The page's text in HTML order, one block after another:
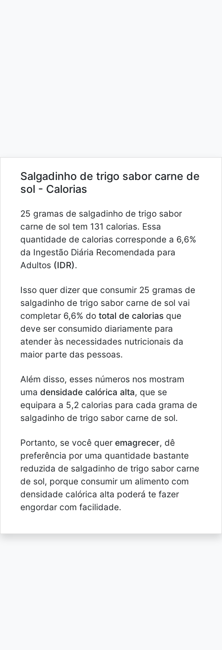
Salgadinho de trigo sabor carne de
sol - Calorias
25 gramas de salgadinho de trigo sabor
carne de sol tem 131 calorias. Essa
quantidade de calorias corresponde a 6,6%
da Ingestão Diária Recomendada para
Adultos (IDR).
Isso quer dizer que consumir 25 gramas de
salgadinho de trigo sabor carne de sol vai
completar 6,6% do total de calorias que
deve ser consumido diariamente para
atender às necessidades nutricionais da
maior parte das pessoas.
Além disso, esses números nos mostram
uma densidade calórica alta, que se
equipara a 5,2 calorias para cada grama de
salgadinho de trigo sabor carne de sol.
Portanto, se você quer emagrecer, dê
preferência por uma quantidade bastante
reduzida de salgadinho de trigo sabor carne
de sol, porque consumir um alimento com
densidade calórica alta poderá te fazer
engordar com facilidade.